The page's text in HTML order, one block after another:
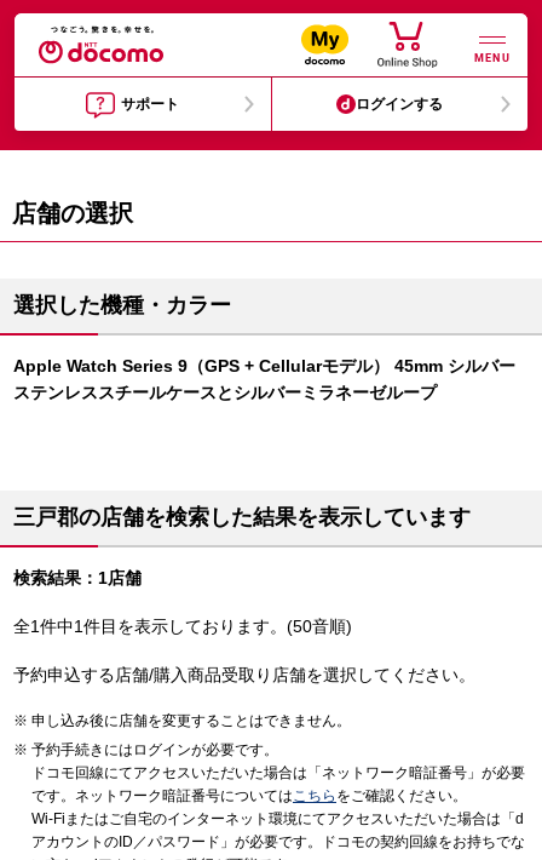
MENU
サポート ログインする
店舗の選択
選択した機種・カラー
Apple Watch Series 9（GPS + Cellularモデル） 45mm シルバー
ステンレススチールケースとシルバーミラネーゼループ
三戸郡の店舗を検索した結果を表示しています
検索結果：1店舗
全1件中1件目を表示しております。(50音順)
予約申込する店舗/購入商品受取り店舗を選択してください。
申し込み後に店舗を変更することはできません。
予約手続きにはログインが必要です。
ドコモ回線にてアクセスいただいた場合は「ネットワーク暗証番号」が必要
です。ネットワーク暗証番号についてはこちら をご確認ください。
Wi-Fiまたはご自宅のインターネット環境にてアクセスいただいた場合は「d
アカウントのID／パスワード」が必要です。ドコモの契約回線をお持ちでな